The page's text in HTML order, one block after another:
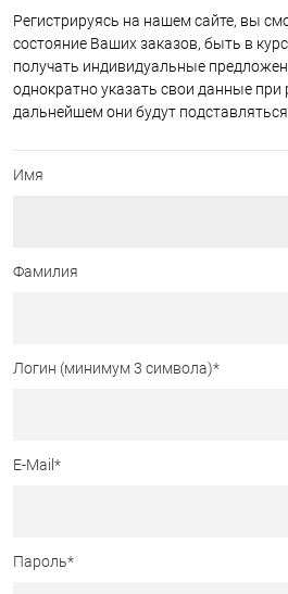
Регистрируясь на нашем сайте, вы
состояние Ваших заказов, быть в
получать индивидуальные
однократно указать свои данные при
дальнейшем они будут
Имя
Фамилия
Логин (минимум 3 символа)*
E-Mail *
Пароль*